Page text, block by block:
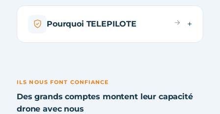
Pourquoi TELEPILOTE
ILS NOUS FONT CONFIANCE
Des grands comptes montent leur capacité
drone avec nous